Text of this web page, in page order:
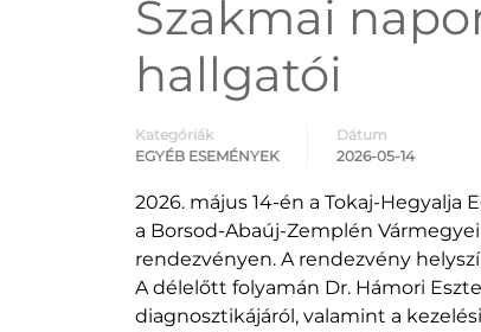
Szakmai
hallgatói
Kategóriák
EGYÉB ESEMÉNYEK
Dátum
2026-05-14
2026. május 14-én a Tokaj-
a Borsod-Abaúj-Zemplén
rendezvényen. A rendezvény
A délelőtt folyamán Dr. Hámori
diagnosztikájáról, valamint a